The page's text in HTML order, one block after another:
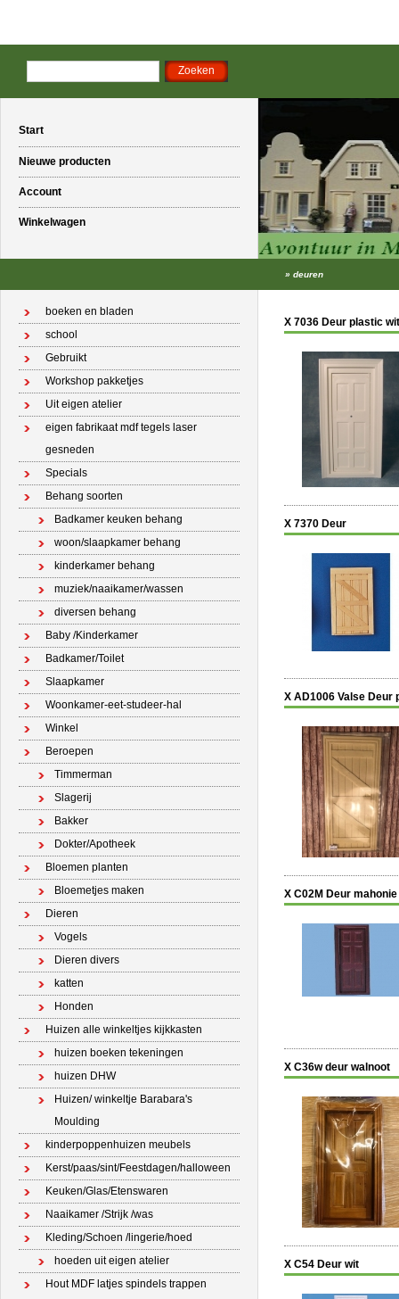
Start
Nieuwe producten
Account
Winkelwagen
» deuren
boeken en bladen
school
Gebruikt
Workshop pakketjes
Uit eigen atelier
eigen fabrikaat mdf tegels laser
gesneden
Specials
Behang soorten
Badkamer keuken behang
woon/slaapkamer behang
kinderkamer behang
muziek/naaikamer/wassen
diversen behang
Baby /Kinderkamer
Badkamer/Toilet
Slaapkamer
Woonkamer-eet-studeer-hal
Winkel
Beroepen
Timmerman
Slagerij
Bakker
Dokter/Apotheek
Bloemen planten
Bloemetjes maken
Dieren
Vogels
Dieren divers
katten
Honden
Huizen alle winkeltjes kijkkasten
huizen boeken tekeningen
huizen DHW
Huizen/ winkeltje Barabara's
Moulding
kinderpoppenhuizen meubels
Kerst/paas/sint/Feestdagen/halloween
Keuken/Glas/Etenswaren
Naaikamer /Strijk /was
Kleding/Schoen /lingerie/hoed
hoeden uit eigen atelier
Hout MDF latjes spindels trappen
X 7036 Deur plastic wit
X 7370 Deur
X AD1006 Valse Deur
X C02M Deur mahonie
X C36w deur walnoot
X C54 Deur wit